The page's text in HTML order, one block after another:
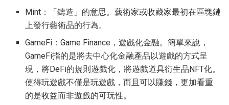
Mint：「鑄造」的意思。藝術家或收藏家最初在區塊鏈
上發行藝術品的行為。
GameFi：Game Finance，遊戲化金融。簡單來說，
GameFi指的是將去中心化金融產品以遊戲的方式呈
現，將DeFi的規則遊戲化，將遊戲道具衍生品NFT化。
使得玩遊戲不僅是玩遊戲，而且可以賺錢，更加看重
的是收益而非遊戲的可玩性。